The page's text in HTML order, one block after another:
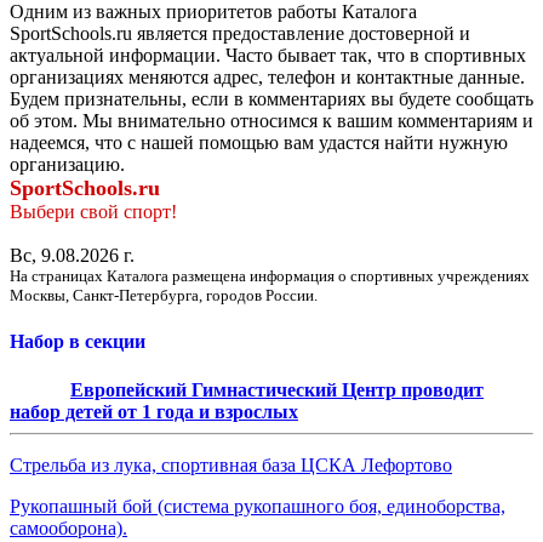
Одним из важных приоритетов работы Каталога
SportSchools.ru является предоставление достоверной и
актуальной информации. Часто бывает так, что в спортивных
организациях меняются адрес, телефон и контактные данные.
Будем признательны, если в комментариях вы будете сообщать
об этом. Мы внимательно относимся к вашим комментариям и
надеемся, что с нашей помощью вам удастся найти нужную
организацию.
SportSchools.ru
Выбери свой спорт!
Вс, 9.08.2026 г.
На страницах Каталога размещена информация о спортивных учреждениях
Москвы, Санкт-Петербурга, городов России.
Набор в секции
Европейский Гимнастический Центр проводит
набор детей от 1 года и взрослых
Стрельба из лука, спортивная база ЦСКА Лефортово
Рукопашный бой (система рукопашного боя, единоборства,
самооборона).